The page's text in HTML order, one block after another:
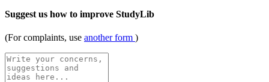
Suggest us how to improve StudyLib
(For complaints, use another form )